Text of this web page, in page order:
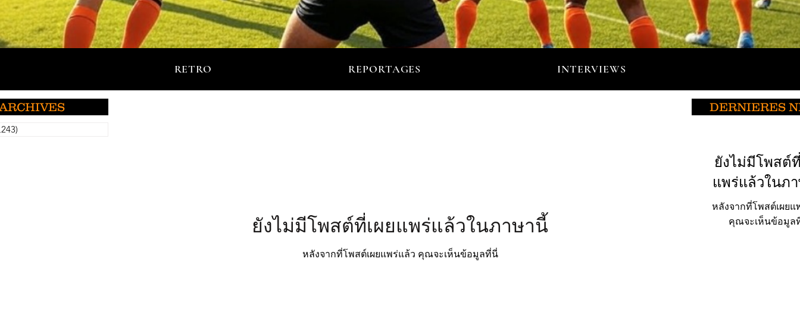
RETRO REPORTAGES INTERVIEWS
ยังไม่มีโพสต์ที่เผยแพร่แล้วในภาษานี้
หลังจากที่โพสต์เผยแพร่แล้ว คุณจะเห็นข้อมูลที่นี่
DERNIERES
ยังไม่มีโพสต์
แพร่แล้วในภ
หลังจากที่โพสต์เผยแ
คุณจะเห็นข้อมูล